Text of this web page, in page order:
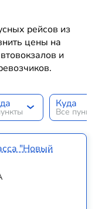
рейсов из
цены на
и
Куда
Все
"Новый